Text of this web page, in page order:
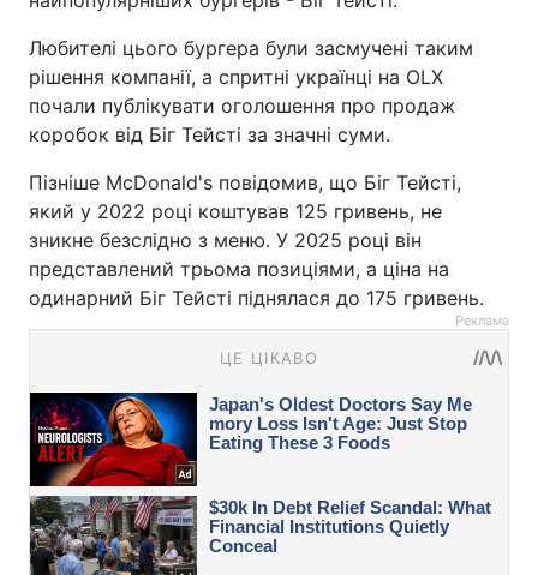
Любителі цього бургера були засмучені таким
рішення компанії, а спритні українці на OLX
почали публікувати оголошення про продаж
коробок від Біг Тейсті за значні суми.
Пізніше McDonald's повідомив, що Біг Тейсті,
який у 2022 році коштував 125 гривень, не
зникне безслідно з меню. У 2025 році він
представлений трьома позиціями, а ціна на
одинарний Біг Тейсті піднялася до 175 гривень.
Реклама